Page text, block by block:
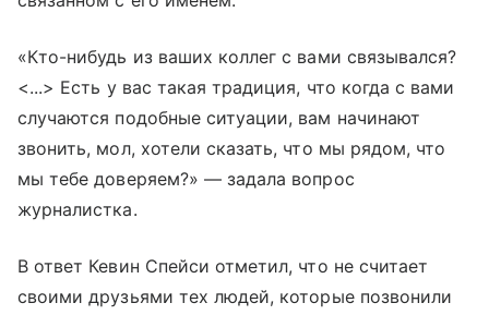
«Кто-нибудь из ваших коллег с вами связывался?
<...> Есть у вас такая традиция, что когда с вами
случаются подобные ситуации, вам начинают
звонить, мол, хотели сказать, что мы рядом, что
мы тебе доверяем?» — задала вопрос
журналистка.
В ответ Кевин Спейси отметил, что не считает
своими друзьями тех людей, которые позвонили